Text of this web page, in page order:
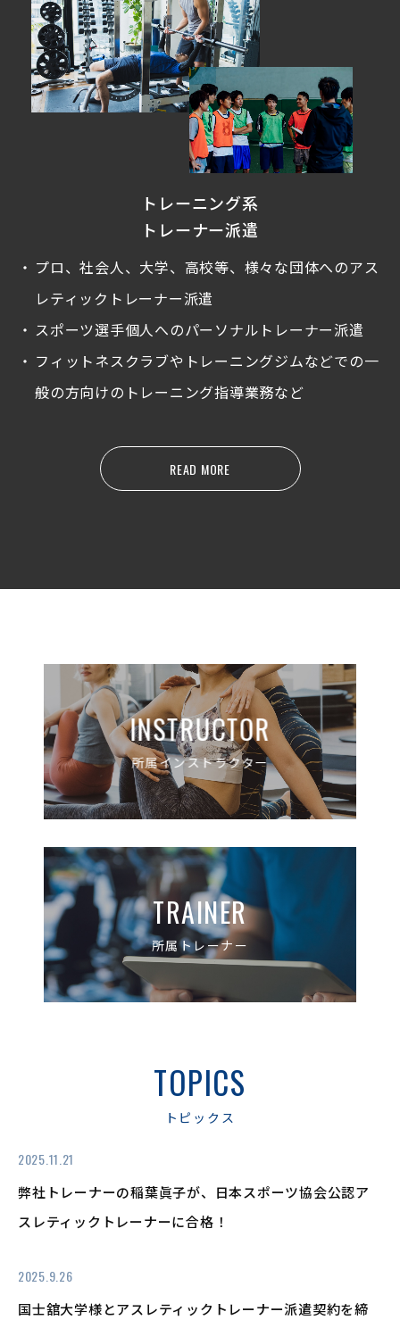
トレーニング系
トレーナー派遣
プロ、社会人、大学、高校等、様々な団体へのアス
レティックトレーナー派遣
スポーツ選手個人へのパーソナルトレーナー派遣
フィットネスクラブやトレーニングジムなどでの一
般の方向けのトレーニング指導業務など
READ MORE
INSTRUCTOR
所属インストラクター
TRAINER
所属トレーナー
TOPICS
トピックス
2025.11.21
弊社トレーナーの稲葉眞子が、日本スポーツ協会公認ア
スレティックトレーナーに合格！
2025.9.26
国士舘大学様とアスレティックトレーナー派遣契約を締